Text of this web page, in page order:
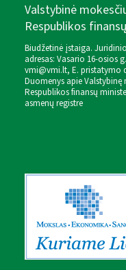
Valstybinė
Respublikos
Biudžetinė įstaiga.
adresas: Vasario 16-osios
vmi@vmi.lt, E. pristatymo
Duomenys apie
Respublikos finansų
asmenų registre